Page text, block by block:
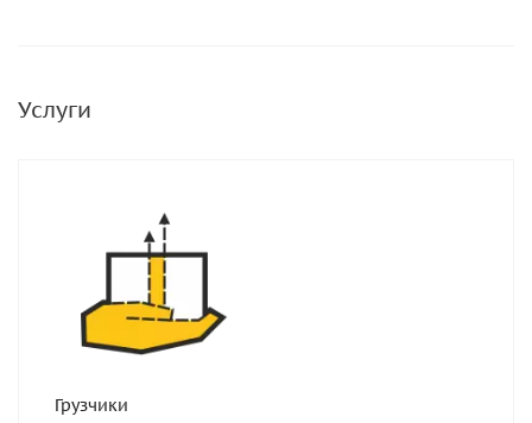
Услуги
Грузчики